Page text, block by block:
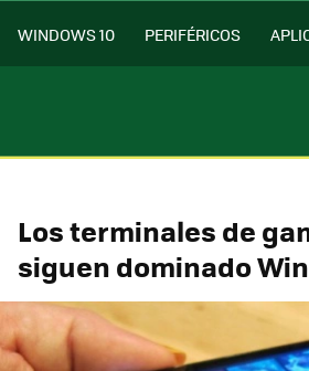
WINDOWS 10 PERIFÉRICOS
Los terminales de
siguen dominado